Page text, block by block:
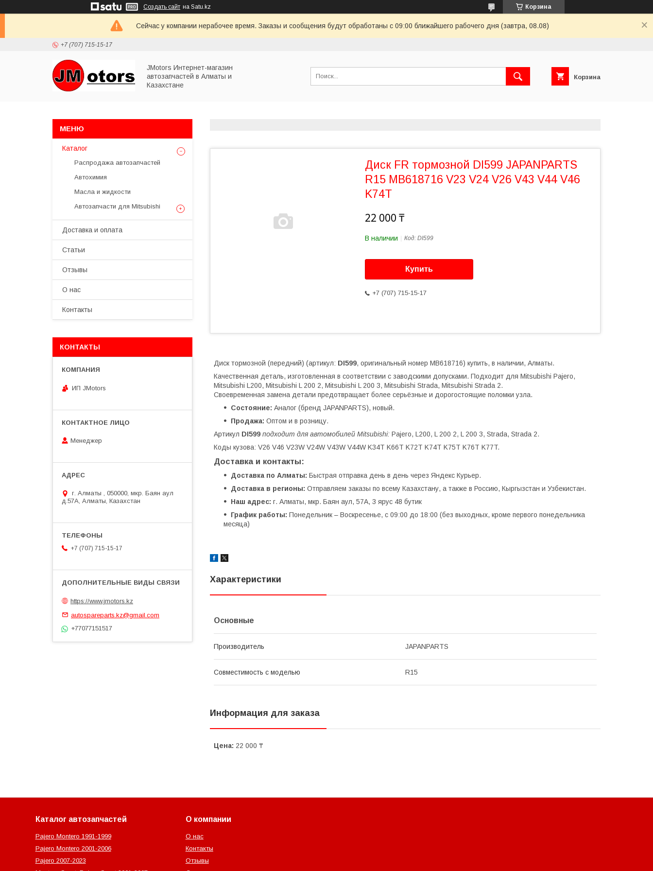
Создать сайт на Satu.kz Корзина
Сейчас у компании нерабочее время. Заказы и сообщения будут обработаны с 09:00 ближайшего рабочего дня (завтра, 08.08)
+7 (707) 715-15-17
JMotors Интернет-магазин
автозапчастей в Алматы и
Казахстане
Корзина
Диск FR тормозной DI599 JAPANPARTS
R15 MB618716 V23 V24 V26 V43 V44 V46
K74T
22 000 ₸
В наличии Код: DI599
Купить
+7 (707) 715-15-17
Диск тормозной (передний) (артикул: DI599, оригинальный номер MB618716) купить, в наличии, Алматы.
Качественная деталь, изготовленная в соответствии с заводскими допусками. Подходит для Mitsubishi Pajero,
Mitsubishi L200, Mitsubishi L 200 2, Mitsubishi L 200 3, Mitsubishi Strada, Mitsubishi Strada 2.
Своевременная замена детали предотвращает более серьёзные и дорогостоящие поломки узла.
Состояние: Аналог (бренд JAPANPARTS), новый.
Продажа: Оптом и в розницу.
Артикул DI599 подходит для автомобилей Mitsubishi: Pajero, L200, L 200 2, L 200 3, Strada, Strada 2.
Коды кузова: V26 V46 V23W V24W V43W V44W K34T K66T K72T K74T K75T K76T K77T.
Доставка и контакты:
Доставка по Алматы: Быстрая отправка день в день через Яндекс Курьер.
Доставка в регионы: Отправляем заказы по всему Казахстану, а также в Россию, Кыргызстан и Узбекистан.
Наш адрес: г. Алматы, мкр. Баян аул, 57А, 3 ярус 48 бутик
График работы: Понедельник – Воскресенье, с 09:00 до 18:00 (без выходных, кроме первого понедельника
месяца)
Характеристики
Основные
Производитель JAPANPARTS
Совместимость с моделью R15
Информация для заказа
Цена: 22 000 ₸
Каталог
Распродажа автозапчастей
Автохимия
Масла и жидкости
Автозапчасти для Mitsubishi
Доставка и оплата
Статьи
Отзывы
О нас
Контакты
КОНТАКТЫ
ИП JMotors
Менеджер
г. Алматы , 050000, мкр. Баян аул
д.57А, Алматы, Казахстан
+7 (707) 715-15-17
https://www.jmotors.kz
autospareparts.kz@gmail.com
+77077151517
Каталог автозапчастей
Pajero Montero 1991-1999
Pajero Montero 2001-2006
Pajero 2007-2023
О компании
О нас
Контакты
Отзывы